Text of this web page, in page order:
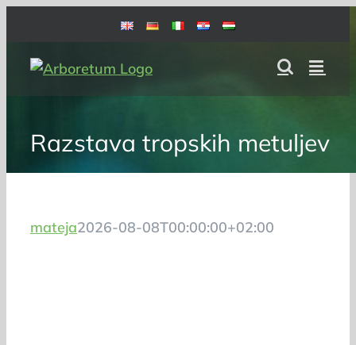
content
Razstava tropskih metuljev
mateja2026-08-08T00:00:00+02:00